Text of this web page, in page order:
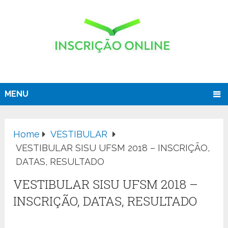
MENU
Home
VESTIBULAR
VESTIBULAR SISU UFSM 2018 – INSCRIÇÃO,
DATAS, RESULTADO
VESTIBULAR SISU UFSM 2018 –
INSCRIÇÃO, DATAS, RESULTADO